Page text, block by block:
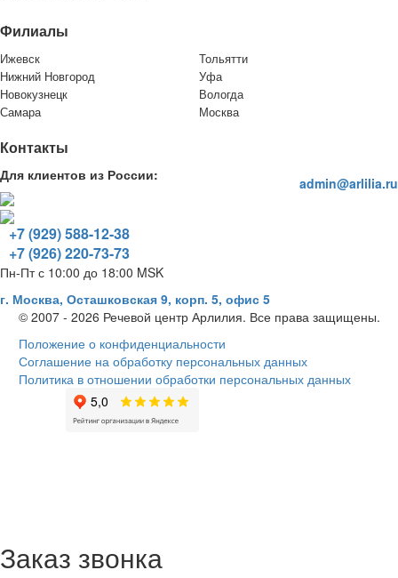
Филиалы
Ижевск
Нижний Новгород
Новокузнецк
Самара
Тольятти
Уфа
Вологда
Москва
Контакты
Для клиентов из России:
+7 (929) 588-12-38
+7 (926) 220-73-73
Пн-Пт с 10:00 до 18:00 MSK
admin@arlilia.ru
г. Москва, Осташковская 9, корп. 5, офис 5
© 2007 - 2026 Речевой центр Арлилия. Все права защищены.
Положение о конфиденциальности
Соглашение на обработку персональных данных
Политика в отношении обработки персональных данных
Заказ звонка